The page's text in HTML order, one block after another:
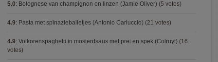
5.0: Bolognese van champignon en linzen (Jamie Oliver) (5 votes)
4.9: Pasta met spinazieballetjes (Antonio Carluccio) (21 votes)
4.9: Volkorenspaghetti in mosterdsaus met prei en spek (Colruyt) (16
votes)